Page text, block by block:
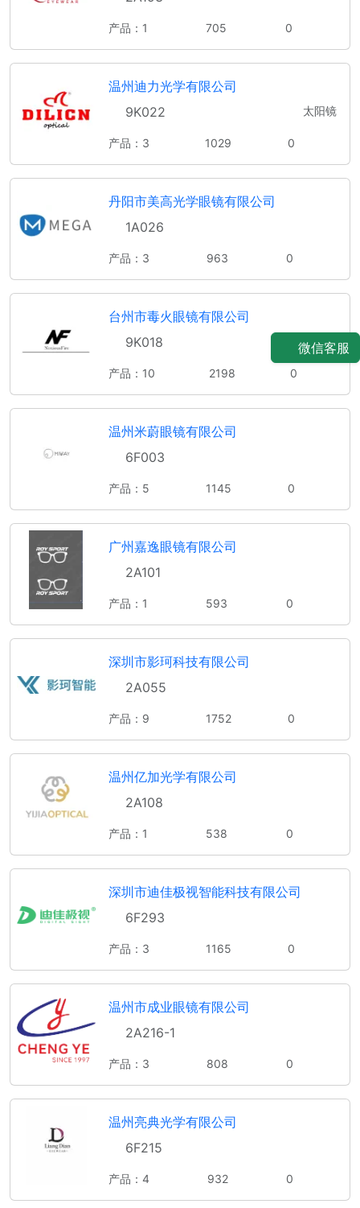
产品：1 705 0
温州迪力光学有限公司
9K022
太阳镜
产品：3 1029 0
丹阳市美高光学眼镜有限公司
1A026
产品：3 963 0
台州市毒火眼镜有限公司
9K018
产品：10 2198 0
温州米蔚眼镜有限公司
6F003
产品：5 1145 0
广州嘉逸眼镜有限公司
2A101
产品：1 593 0
深圳市影珂科技有限公司
2A055
产品：9 1752 0
温州亿加光学有限公司
2A108
产品：1 538 0
深圳市迪佳极视智能科技有限公司
6F293
产品：3 1165 0
温州市成业眼镜有限公司
2A216-1
产品：3 808 0
温州亮典光学有限公司
6F215
产品：4 932 0
微信客服